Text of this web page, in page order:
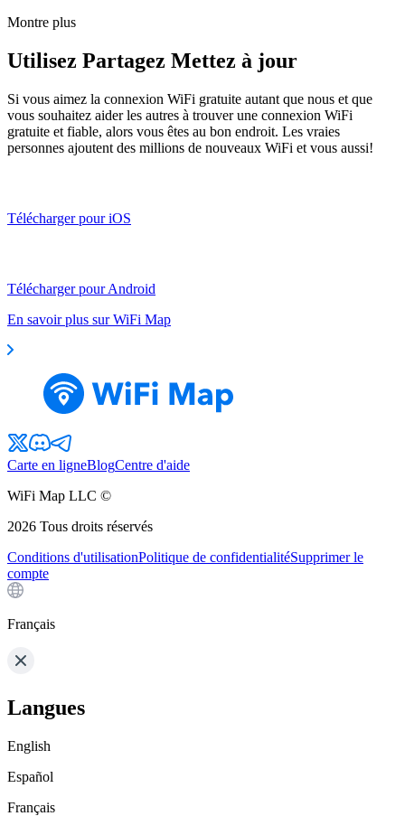
Montre plus
Utilisez Partagez Mettez à jour
Si vous aimez la connexion WiFi gratuite autant que nous et que
vous souhaitez aider les autres à trouver une connexion WiFi
gratuite et fiable, alors vous êtes au bon endroit. Les vraies
personnes ajoutent des millions de nouveaux WiFi et vous aussi!
Télécharger pour iOS
Télécharger pour Android
En savoir plus sur WiFi Map
Carte en ligneBlogCentre d'aide
WiFi Map LLC ©
2026 Tous droits réservés
Conditions d'utilisationPolitique de confidentialitéSupprimer le
compte
Français
Langues
English
Español
Français